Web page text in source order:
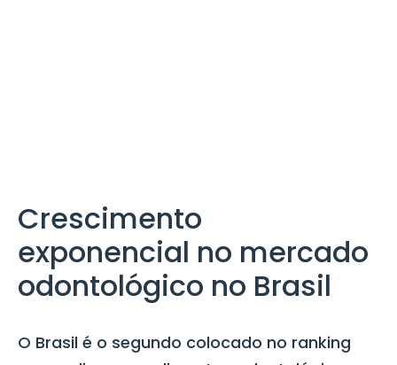
Crescimento
exponencial no mercado
odontológico no Brasil
O Brasil é o segundo colocado no ranking